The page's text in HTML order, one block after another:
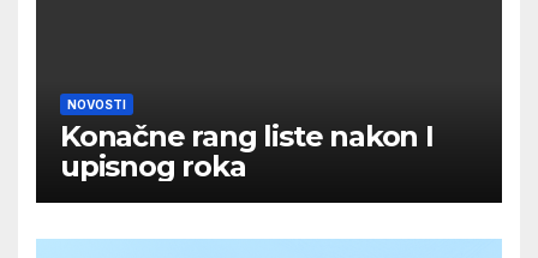
NOVOSTI
Konačne rang liste nakon I
upisnog roka